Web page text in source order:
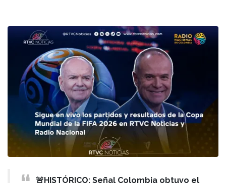
🚨HISTÓRICO: Señal Colombia obtuvo el